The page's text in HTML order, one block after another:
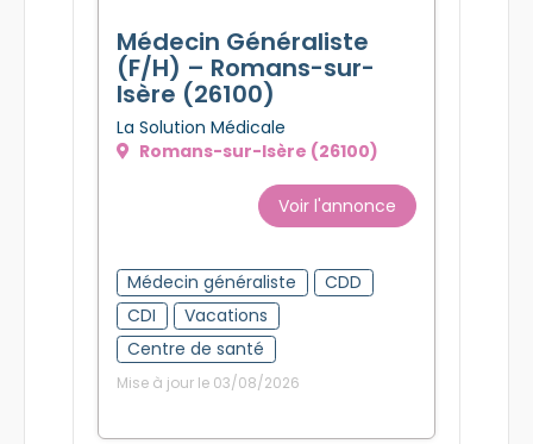
Médecin Généraliste
(F/H) – Romans-sur-
Isère (26100)
La Solution Médicale
Romans-sur-Isère (26100)
Médecin généraliste
CDI
Vacations
Centre de santé